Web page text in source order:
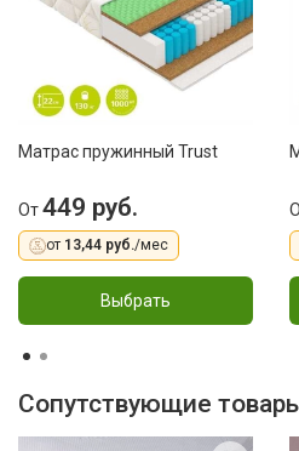
Матрас пружинный Trust
От449 руб.
от 13,44 руб./мес
Выбрать
Сопутствующие